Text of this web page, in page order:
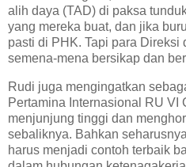
alih daya (TAD) di paksa
yang mereka buat, dan jika
pasti di PHK. Tapi para Direksi
semena-mena bersikap dan
Rudi juga mengingatkan
Pertamina Internasional RU VI
menjunjung tinggi dan
sebaliknya. Bahkan
harus menjadi contoh terbaik